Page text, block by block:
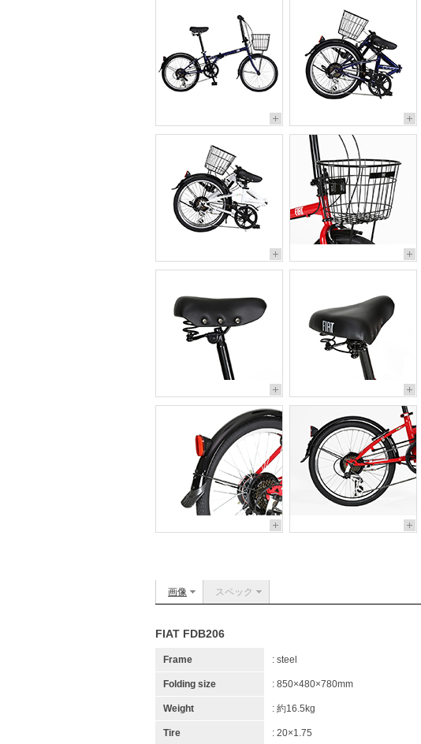
画像 スペック
FIAT FDB206
Frame : steel
Folding size : 850×480×780mm
Weight : 約16.5kg
Tire : 20×1.75